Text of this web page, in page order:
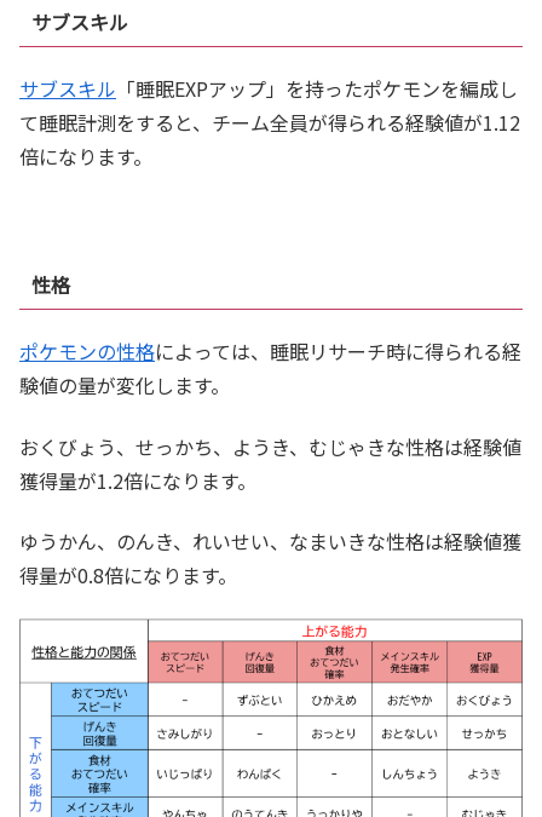
サブスキル
サブスキル 「睡眠EXPアップ」を持ったポケモンを編成し
て睡眠計測をすると、チーム全員が得られる経験値が1.12
倍になります。
性格
ポケモンの性格によっては、睡眠リサーチ時に得られる経
験値の量が変化します。
おくびょう、せっかち、ようき、むじゃきな性格は経験値
獲得量が1.2倍になります。
ゆうかん、のんき、れいせい、なまいきな性格は経験値獲
得量が0.8倍になります。